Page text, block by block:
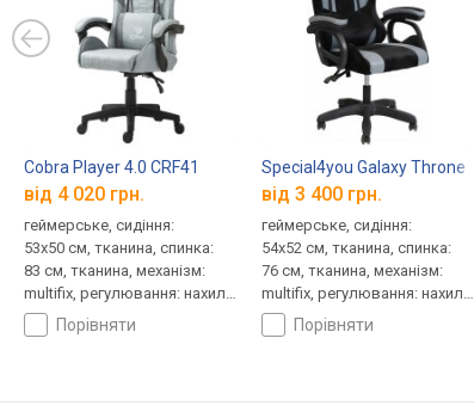
Cobra Player 4.0 CRF41
від 4 020 грн.
геймерське, сидіння:
53x50 см, тканина, спинка:
83 см, тканина, механізм:
multifix, регулювання: нахилу,
висоти, жорсткості
порівняти
Special4you Galaxy Throne
від 3 400 грн.
геймерське, сидіння:
54x52 см, тканина, спинка:
76 см, тканина, механізм:
multifix, регулювання: нахилу,
висотипорівняти